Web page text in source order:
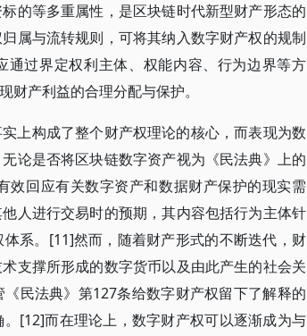
的等多重属性，是区块链时代新型财产形态的
属与流转规则，可将其纳入数字财产权的规制
过界定权利主体、权能内容、行为边界等方
产利益的合理分配与保护。
上构成了整个财产权理论的核心，而表现为数
论是否将区块链数字资产视为《民法典》上的
效回应有关数字资产和数据财产保护的现实需
人进行交易时的预期，其内容包括行为主体针
系。[11]然而，随着财产形式的不断迭代，财
支撑所形成的数字货币以及由此产生的社会关
民法典》第127条给数字财产权留下了解释的
[12]而在理论上，数字财产权可以逐渐成为与